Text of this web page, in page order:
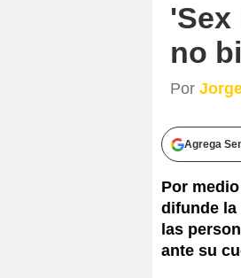
'Sex
no
Por
Agrega
Por
difunde la
las
ante su